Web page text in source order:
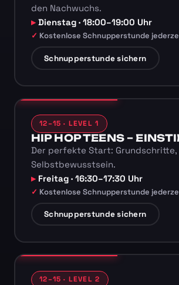
den Nachwuchs.
Dienstag · 18:00–19:00 Uhr
Kostenlose Schnupperstunde
Schnupperstunde sichern
12–15 · LEVEL 1
HIP HOP TEENS –
Der perfekte Start: Grundschritte,
Selbstbewusstsein.
Freitag · 16:30–17:30 Uhr
Kostenlose Schnupperstunde
Schnupperstunde sichern
12–15 · LEVEL 2